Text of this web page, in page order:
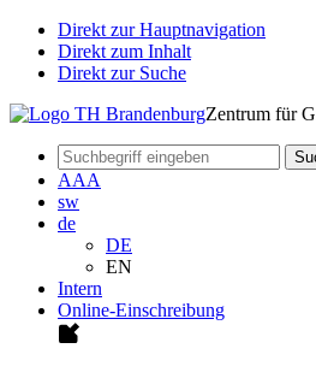
Direkt zur Hauptnavigation
Direkt zum Inhalt
Direkt zur Suche
AAA
sw
de
DE
EN
Intern
Online-Einschreibung
Zentrum für